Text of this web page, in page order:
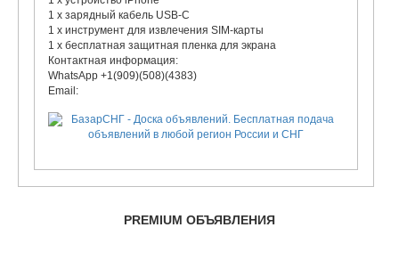
1 x зарядный кабель USB-C
1 x инструмент для извлечения SIM-карты
1 x бесплатная защитная пленка для экрана
Контактная информация:
WhatsApp +1(909)(508)(4383)
Email:
PREMIUM ОБЪЯВЛЕНИЯ